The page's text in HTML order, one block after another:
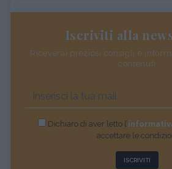
Iscriviti alla
Riceverai preziosi consigli e
contenuti
Dichiaro di aver letto l’
accettare le
ISCRIVITI